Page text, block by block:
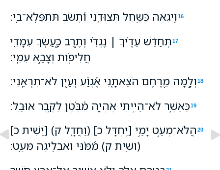
16 וְ֭יִגְאֶה כַּשַּׁ֣חַל תְּצוּדֵ֑נִי וְ֝תָשֹׁ֗ב תִּתְפַּלָּא־בִֽי׃
17 תְּחַדֵּ֬שׁ עֵדֶ֨יךָ ׀ נֶגְדִּ֗י וְתֶ֣רֶב כַּֽ֭עַשְׂךָ עִמָּדִ֑י
חֲלִיפֹ֖ות וְצָבָ֣א עִמִּֽי׃
18 וְלָ֣מָּה מֵ֭רֶחֶם הֹצֵאתָ֑נִי אֶ֝גְוַ֗ע וְעַ֣יִן לֹא־תִרְאֵֽנִי׃
19כַּאֲשֶׁ֣ר לֹא־הָיִ֣יתִי אֶהְיֶ֑ה מִ֝בֶּ֗טֶן לַקֶּ֥בֶר אוּבָֽל׃
20 הֲלֹא־מְעַ֣ט יָמַ֣י [יֶחְדָּל כ] (וַחֲדָ֑ל ק) [יָשִׁית כ]
(וְשִׁ֥ית ק) מִ֝מֶּ֗נִּי וְאַבְלִ֥יגָה מְּעָֽט׃